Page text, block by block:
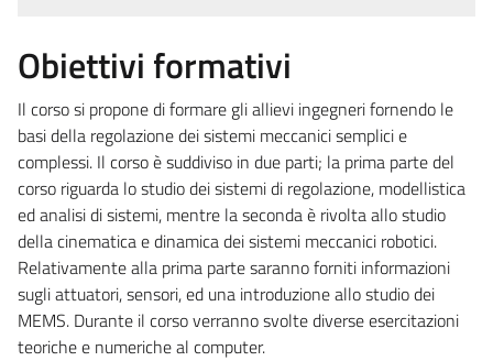
Obiettivi formativi
Il corso si propone di formare gli allievi ingegneri fornendo le
basi della regolazione dei sistemi meccanici semplici e
complessi. Il corso è suddiviso in due parti; la prima parte del
corso riguarda lo studio dei sistemi di regolazione, modellistica
ed analisi di sistemi, mentre la seconda è rivolta allo studio
della cinematica e dinamica dei sistemi meccanici robotici.
Relativamente alla prima parte saranno forniti informazioni
sugli attuatori, sensori, ed una introduzione allo studio dei
MEMS. Durante il corso verranno svolte diverse esercitazioni
teoriche e numeriche al computer.